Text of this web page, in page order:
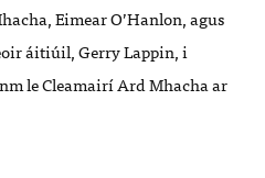
Eimear O’Hanlon, agus
áitiúil, Gerry Lappin, i
le Cleamairí Ard Mhacha ar